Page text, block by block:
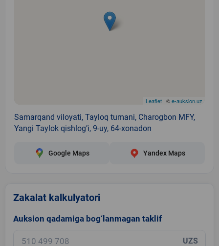
Leaflet | ©e-auksion.uz
Samarqand viloyati, Tayloq tumani, Charogbon MFY,
Yangi Taylok qishlogʼi, 9-uy, 64-xonadon
Google Maps Yandex Maps
Zakalat kalkulyatori
Auksion qadamiga bog‘lanmagan taklif
UZS